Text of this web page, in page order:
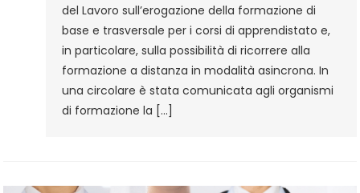
del Lavoro sull’erogazione della formazione di
base e trasversale per i corsi di apprendistato e,
in particolare, sulla possibilità di ricorrere alla
formazione a distanza in modalità asincrona. In
una circolare è stata comunicata agli organismi
di formazione la […]